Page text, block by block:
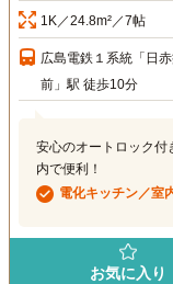
1K／24.8m²／7帖
広島電鉄１系統「日
前」駅 徒歩10分
安心のオートロック付
内で便利！
電化キッチン／室
お気に入り